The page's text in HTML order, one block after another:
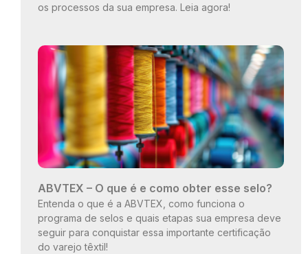
os processos da sua empresa. Leia agora!
ABVTEX – O que é e como obter esse selo?
Entenda o que é a ABVTEX, como funciona o
programa de selos e quais etapas sua empresa deve
seguir para conquistar essa importante certificação
do varejo têxtil!